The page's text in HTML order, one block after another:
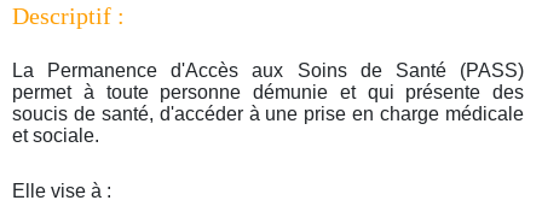
Descriptif :
La Permanence d'Accès aux Soins de Santé (PASS)
permet à toute personne démunie et qui présente des
soucis de santé, d'accéder à une prise en charge médicale
et sociale.
Elle vise à :